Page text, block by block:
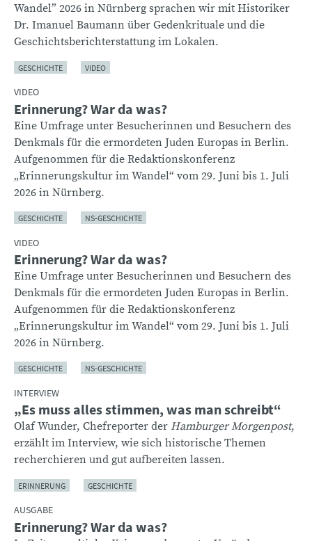
Wandel” 2026 in Nürnberg sprachen wir mit Historiker
Dr. Imanuel Baumann über Gedenkrituale und die
Geschichtsberichterstattung im Lokalen.
GESCHICHTE VIDEO
VIDEO
Erinnerung? War da was?
Eine Umfrage unter Besucherinnen und Besuchern des
Denkmals für die ermordeten Juden Europas in Berlin.
Aufgenommen für die Redaktionskonferenz
„Erinnerungskultur im Wandel“ vom 29. Juni bis 1. Juli
2026 in Nürnberg.
GESCHICHTE NS-GESCHICHTE
VIDEO
Erinnerung? War da was?
Eine Umfrage unter Besucherinnen und Besuchern des
Denkmals für die ermordeten Juden Europas in Berlin.
Aufgenommen für die Redaktionskonferenz
„Erinnerungskultur im Wandel“ vom 29. Juni bis 1. Juli
2026 in Nürnberg.
GESCHICHTE NS-GESCHICHTE
INTERVIEW
„Es muss alles stimmen, was man schreibt“
Olaf Wunder, Chefreporter der Hamburger Morgenpost,
erzählt im Interview, wie sich historische Themen
recherchieren und gut aufbereiten lassen.
ERINNERUNG GESCHICHTE
AUSGABE
Erinnerung? War da was?